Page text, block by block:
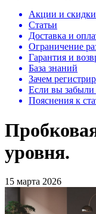
Акции и скидки
Статьи
Доставка и
Ограничение
Гарантия и
База знаний
Зачем
Если вы забыли
Пояснения к
уровня.
15 марта 2026